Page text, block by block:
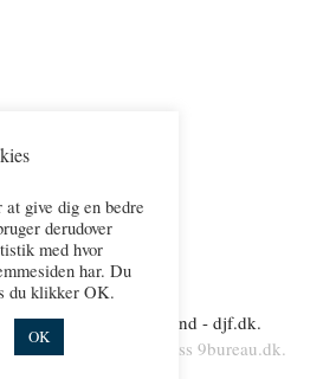
© Dansk Jernbaneforbund - djf.dk.
web & wordpress 9bureau.dk.
give dig en bedre
derudover
med hvor
har. Du
du klikker OK.
OK